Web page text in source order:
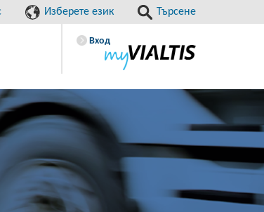
Изберете език Търсене
Вход